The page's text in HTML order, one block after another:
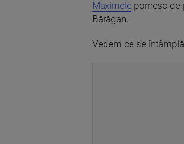
Maximele pornesc de
Bărăgan.
Vedem ce se